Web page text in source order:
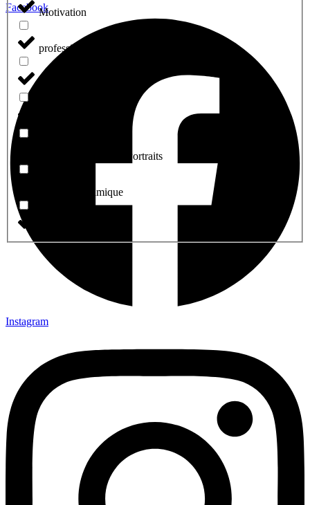
Motivation
profession libérale
Tableaux décoratifs Portraits
Tableaux islamique
Facebook
Instagram